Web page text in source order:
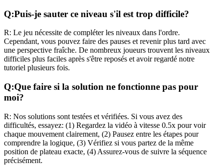
Q:Puis-je sauter ce niveau s'il est trop difficile?
R: Le jeu nécessite de compléter les niveaux dans l'ordre.
Cependant, vous pouvez faire des pauses et revenir plus tard avec
une perspective fraîche. De nombreux joueurs trouvent les niveaux
difficiles plus faciles après s'être reposés et avoir regardé notre
tutoriel plusieurs fois.
Q:Que faire si la solution ne fonctionne pas pour
moi?
R: Nos solutions sont testées et vérifiées. Si vous avez des
difficultés, essayez: (1) Regardez la vidéo à vitesse 0.5x pour voir
chaque mouvement clairement, (2) Pausez entre les étapes pour
comprendre la logique, (3) Vérifiez si vous partez de la même
position de plateau exacte, (4) Assurez-vous de suivre la séquence
précisément.